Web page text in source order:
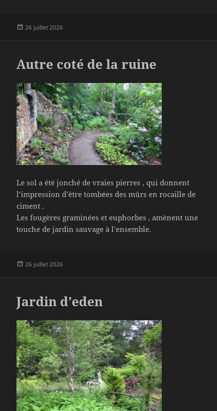
Publié
26 juillet 2026
Autre coté de la ruine
Le sol a été jonché de vraies pierres , qui donnent
l’impression d’être tombées des mûrs en rocaille de
ciment .
Les fougères graminées et euphorbes , amènent une
touche de jardin sauvage à l’ensemble.
Publié
26 juillet 2026
Jardin d’eden